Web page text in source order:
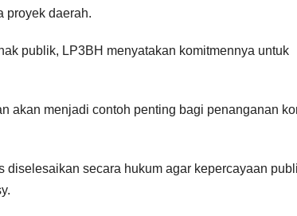
proyek daerah.
publik, LP3BH menyatakan komitmennya untuk
akan menjadi contoh penting bagi penanganan
diselesaikan secara hukum agar kepercayaan